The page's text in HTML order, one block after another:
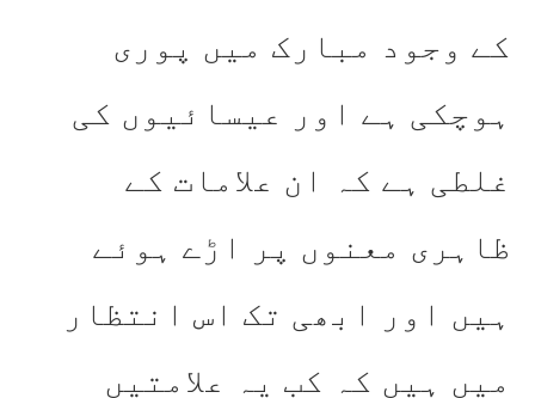
کے وجود مبارک میں پوری
ہوچکی ہے اور عیسائیوں کی
غلطی ہے کہ ان علامات کے
ظاہری معنوں پر اڑے ہوئے
ہیں اور ابھی تک اس انتظار
میں ہیں کہ کب یہ علامتیں